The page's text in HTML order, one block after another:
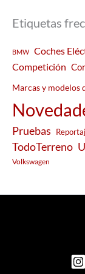
Etiquetas
BMW
Coches
Competición
Marcas y modelos
Pruebas
TodoTerreno
Volkswagen